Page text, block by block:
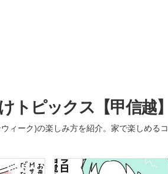
トピックス【甲信越】
ィーク)の楽しみ方を紹介。家で楽しめるコ